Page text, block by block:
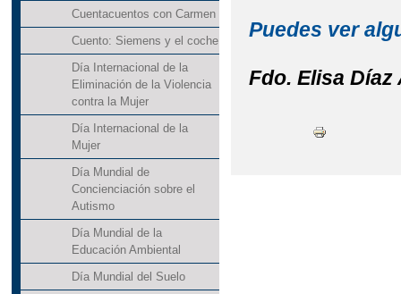
Cuentacuentos con Carmen
Cuento: Siemens y el coche
Día Internacional de la
Eliminación de la Violencia
contra la Mujer
Día Internacional de la
Mujer
Día Mundial de
Concienciación sobre el
Autismo
Día Mundial de la
Educación Ambiental
Día Mundial del Suelo
Puedes ver
Fdo. Elisa